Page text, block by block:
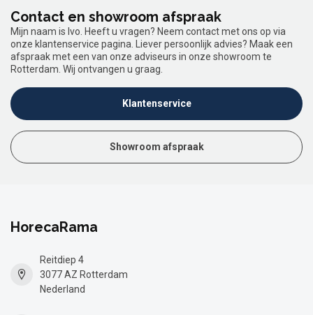
Contact en showroom afspraak
Mijn naam is Ivo. Heeft u vragen? Neem contact met ons op via
onze klantenservice pagina. Liever persoonlijk advies? Maak een
afspraak met een van onze adviseurs in onze showroom te
Rotterdam. Wij ontvangen u graag.
Klantenservice
Showroom afspraak
HorecaRama
Reitdiep 4
3077 AZ Rotterdam
Nederland